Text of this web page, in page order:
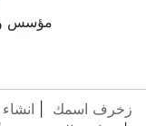
مؤسس
زخرف اسمك